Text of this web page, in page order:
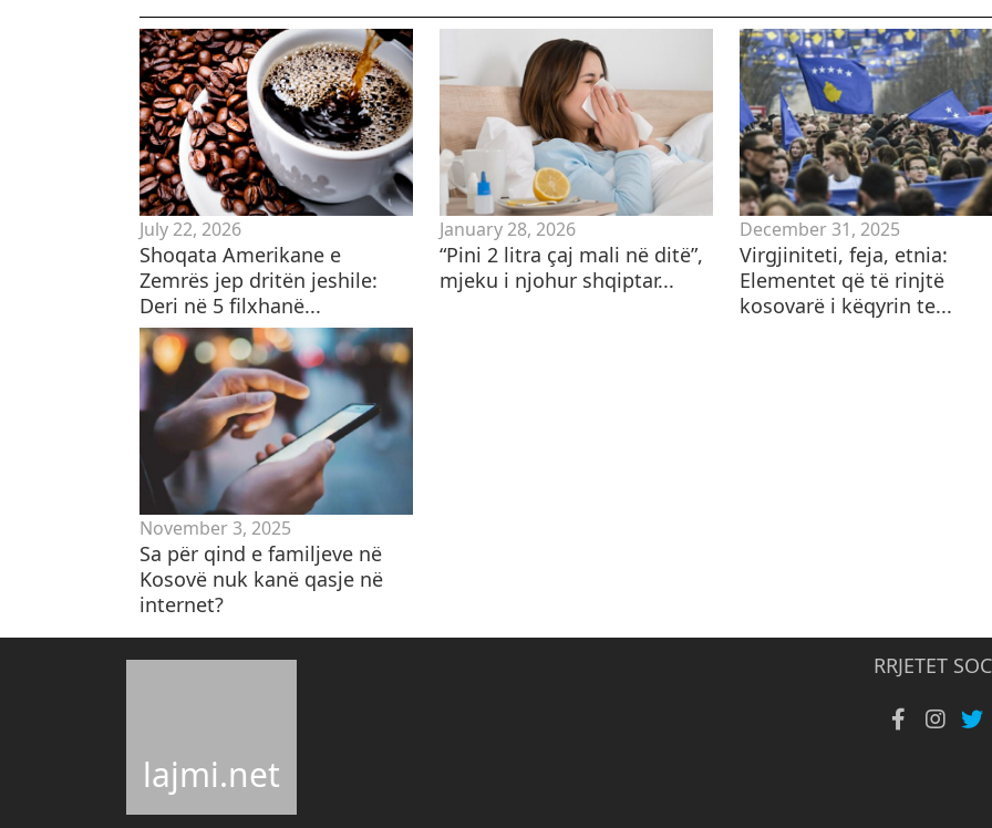
July 22, 2026
Shoqata Amerikane e
Zemrës jep dritën jeshile:
Deri në 5 filxhanë...
January 28, 2026
“Pini 2 litra çaj mali në ditë”,
mjeku i njohur shqiptar...
December 31, 2025
Virgjiniteti, feja, etnia:
Elementet që të rinjtë
kosovarë i këqyrin te...
November 3, 2025
​Sa për qind e familjeve në
Kosovë nuk kanë qasje në
internet?
lajmi.net
RRJETET